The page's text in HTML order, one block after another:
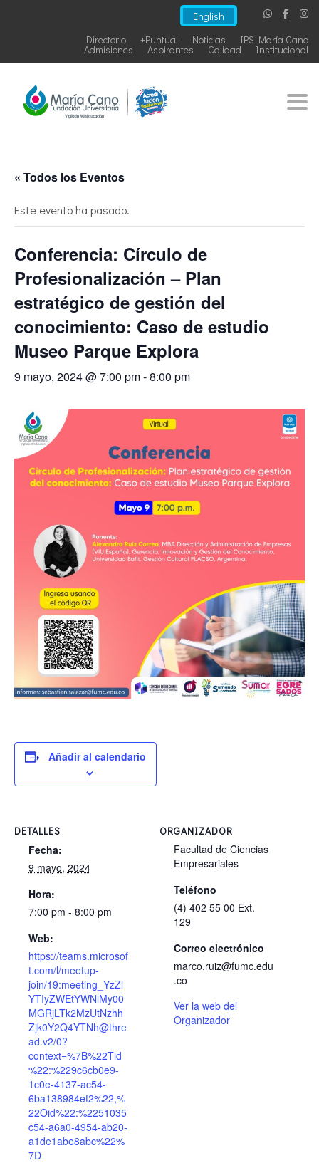
English
IPS María Cano
Noticias
+Puntual
Directorio
Institucional
Calidad
Aspirantes
Admisiones
« Todos los Eventos
Este evento ha pasado.
Conferencia: Círculo de
Profesionalización – Plan
estratégico de gestión del
conocimiento: Caso de estudio
Museo Parque Explora
9 mayo, 2024 @ 7:00 pm-8:00 pm
Añadir al calendario
DETALLES
Fecha:
9 mayo, 2024
Hora:
7:00 pm - 8:00 pm
Web:
https://teams.microsof
t.com/l/meetup-
join/19:meeting_YzZl
YTIyZWEtYWNiMy00
MGRjLTk2MzUtNzhh
Zjk0Y2Q4YTNh@thre
ad.v2/0?
context=%7B%22Tid
%22:%229c6cb0e9-
1c0e-4137-ac54-
6ba138984ef2%22,%
22Oid%22:%2251035
c54-a6a0-4954-ab20-
a1de1abe8abc%22%
7D
ORGANIZADOR
Facultad de Ciencias
Empresariales
Teléfono
(4) 402 55 00 Ext.
129
Correo electrónico
marco.ruiz@fumc.edu
.co
Ver la web del
Organizador